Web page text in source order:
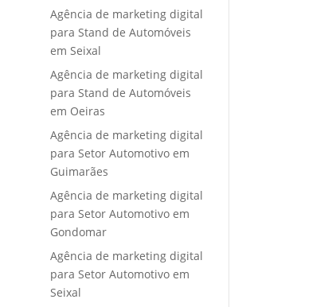
Agência de marketing digital
para Stand de Automóveis
em Seixal
Agência de marketing digital
para Stand de Automóveis
em Oeiras
Agência de marketing digital
para Setor Automotivo em
Guimarães
Agência de marketing digital
para Setor Automotivo em
Gondomar
Agência de marketing digital
para Setor Automotivo em
Seixal